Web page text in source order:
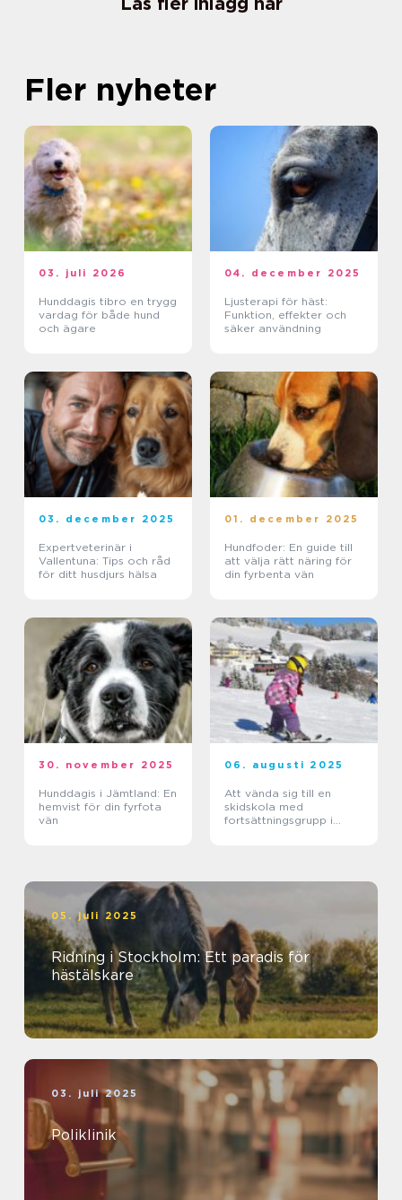
Fler nyheter
03. juli 2026
Hunddagis tibro en trygg
vardag för både hund
och ägare
04. december 2025
Ljusterapi för häst:
Funktion, effekter och
säker användning
03. december 2025
Expertveterinär i
Vallentuna: Tips och råd
för ditt husdjurs hälsa
01. december 2025
Hundfoder: En guide till
att välja rätt näring för
din fyrbenta vän
30. november 2025
Hunddagis i Jämtland: En
hemvist för din fyrfota
vän
06. augusti 2025
Att vända sig till en
skidskola med
fortsättningsgrupp i
05. juli 2025
Ridning i Stockholm: Ett paradis för
hästälskare
03. juli 2025
Poliklinik